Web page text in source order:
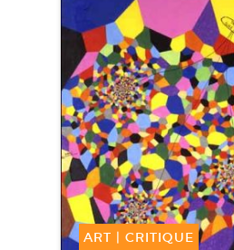
ART | CRITIQUE